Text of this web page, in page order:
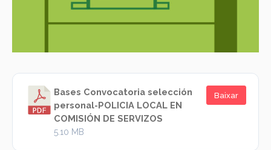
Bases Convocatoria selección
personal-POLICIA LOCAL EN
COMISIÓN DE SERVIZOS
5.10 MB
Baixar